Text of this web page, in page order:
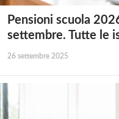
Pensioni scuola
settembre. Tutte le
26 settembre 2025